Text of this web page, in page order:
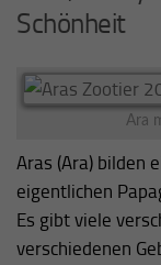
Schönheit
Ara
Aras (Ara) bilden
eigentlichen
Es gibt viele
verschiedenen